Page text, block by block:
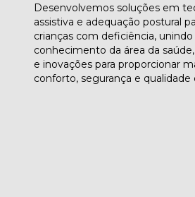
Desenvolvemos soluções em
assistiva e adequação postural
crianças com deficiência, unindo
conhecimento da área da
e inovações para proporcionar
conforto, segurança e qualidade